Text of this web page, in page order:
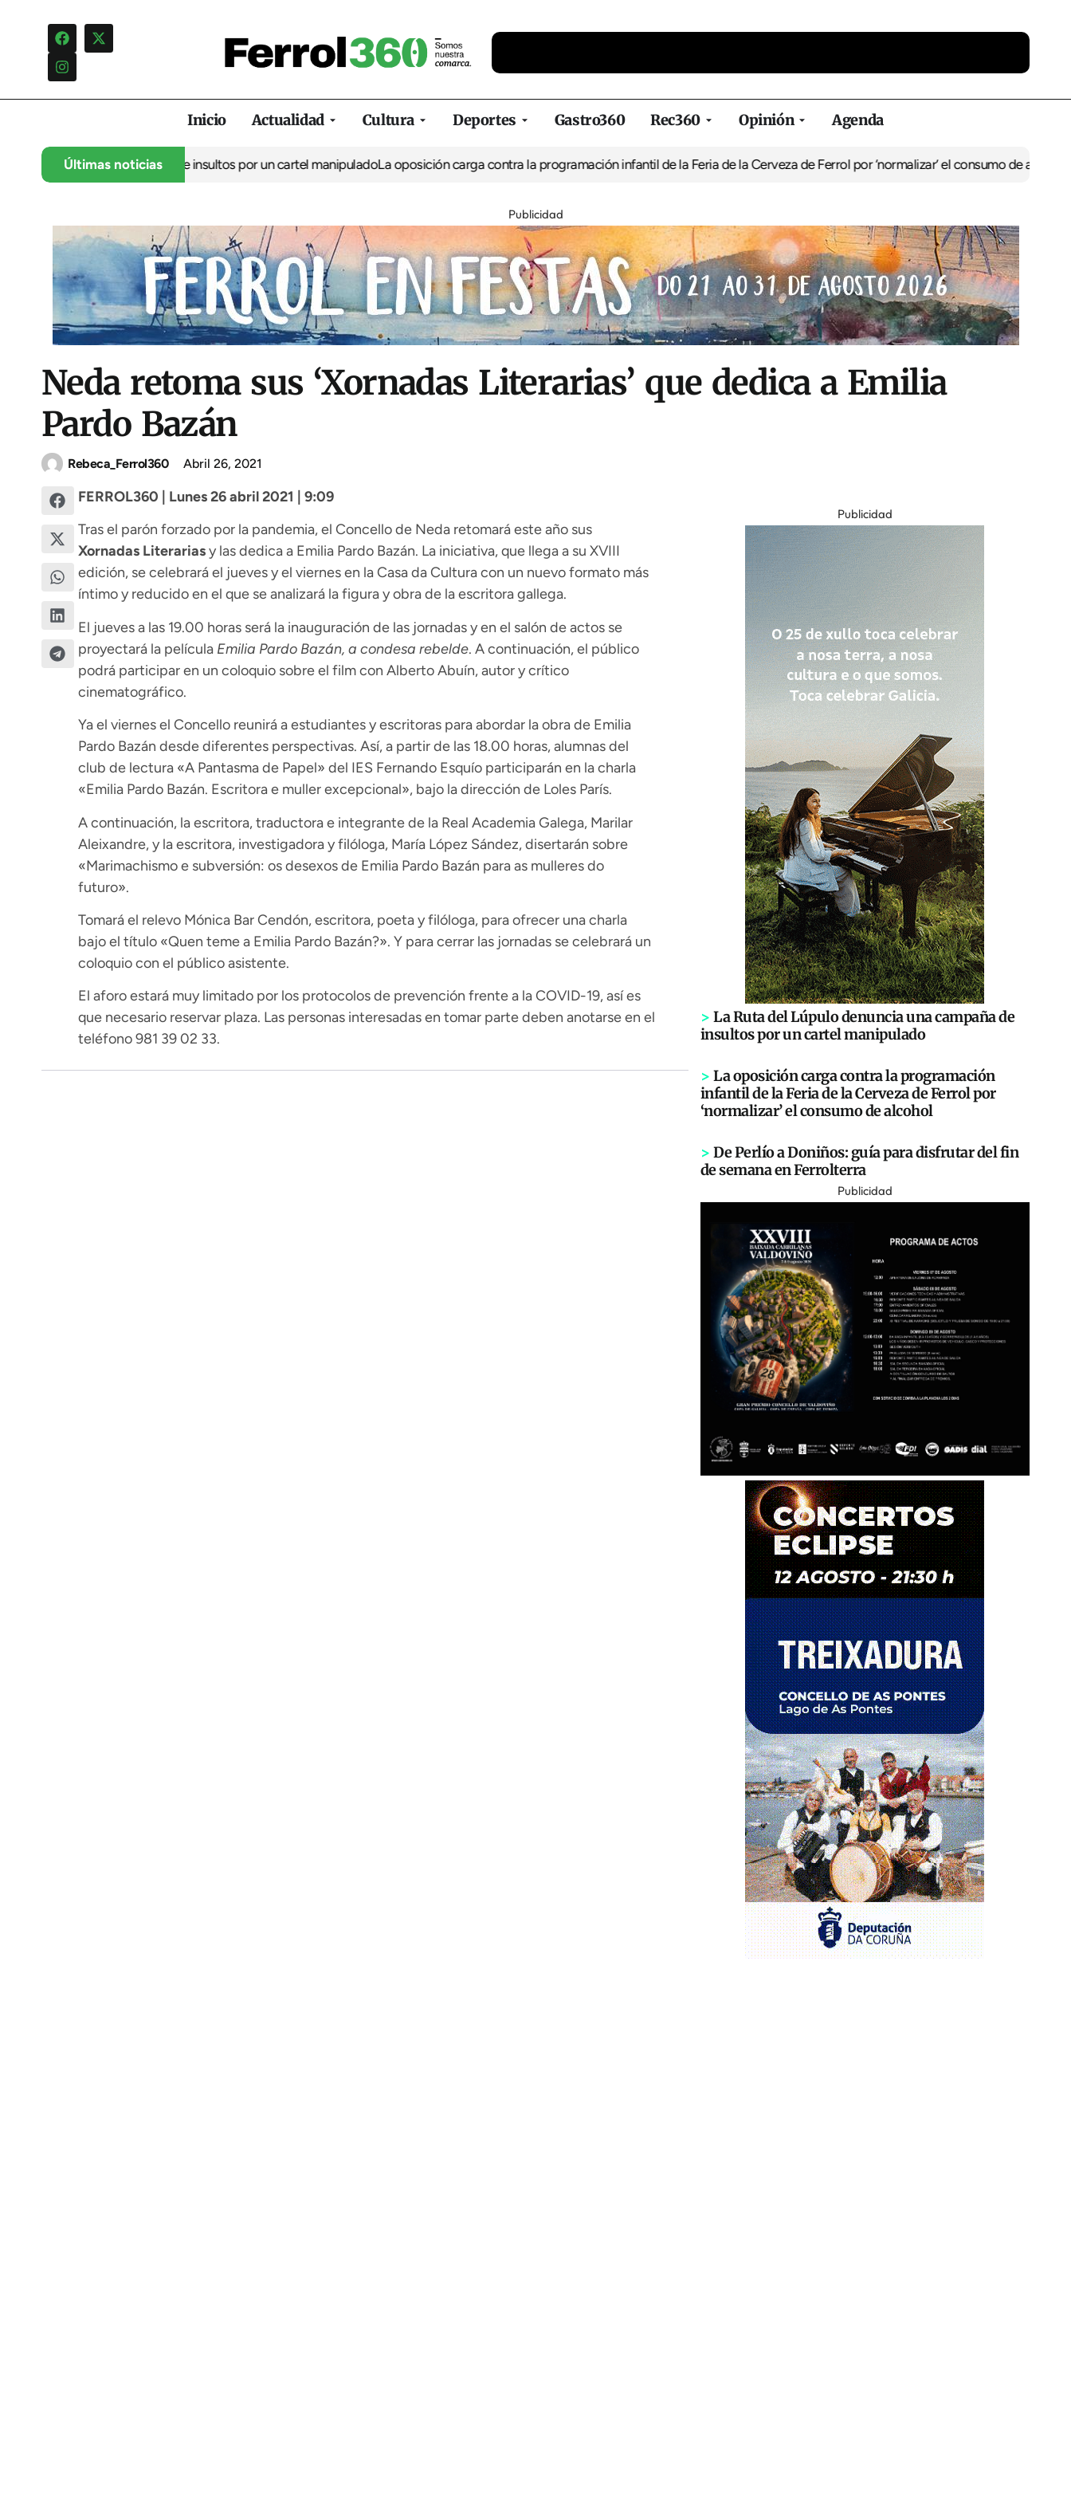
Inicio Actualidad Cultura Deportes Gastro360 Rec360 Opinión Agenda
Últimas noticias
denuncia una campaña de insultos por un cartel manipuladoLa oposición carga contra la programación infantil de la Feria de la Cerveza de Ferrol por ‘normalizar’ el consumo de alcoholDe
Publicidad
Neda retoma sus ‘Xornadas Literarias’ que dedica a Emilia
Pardo Bazán
Rebeca_Ferrol360 Abril 26, 2021
FERROL360 | Lunes 26 abril 2021 | 9:09
Tras el parón forzado por la pandemia, el Concello de Neda retomará este año sus
Xornadas Literariasy las dedica a Emilia Pardo Bazán. La iniciativa, que llega a su XVIII
edición, se celebrará el jueves y el viernes en la Casa da Cultura con un nuevo formato más
íntimo y reducido en el que se analizará la figura y obra de la escritora gallega.
El jueves a las 19.00 horas será la inauguración de las jornadas y en el salón de actos se
proyectará la película Emilia Pardo Bazán, a condesa rebelde. A continuación, el público
podrá participar en un coloquio sobre el film con Alberto Abuín, autor y crítico
cinematográfico.
Ya el viernes el Concello reunirá a estudiantes y escritoras para abordar la obra de Emilia
Pardo Bazán desde diferentes perspectivas. Así, a partir de las 18.00 horas, alumnas del
club de lectura «A Pantasma de Papel» del IES Fernando Esquío participarán en la charla
«Emilia Pardo Bazán. Escritora e muller excepcional», bajo la dirección de Loles París.
A continuación, la escritora, traductora e integrante de la Real Academia Galega, Marilar
Aleixandre, y la escritora, investigadora y filóloga, María López Sández, disertarán sobre
«Marimachismo e subversión: os desexos de Emilia Pardo Bazán para as mulleres do
futuro».
Tomará el relevo Mónica Bar Cendón, escritora, poeta y filóloga, para ofrecer una charla
bajo el título «Quen teme a Emilia Pardo Bazán?». Y para cerrar las jornadas se celebrará un
coloquio con el público asistente.
El aforo estará muy limitado por los protocolos de prevención frente a la COVID-19, así es
que necesario reservar plaza. Las personas interesadas en tomar parte deben anotarse en el
teléfono 981 39 02 33.
Publicidad
> La Ruta del Lúpulo denuncia una campaña de
insultos por un cartel manipulado
> La oposición carga contra la programación
infantil de la Feria de la Cerveza de Ferrol por
‘normalizar’ el consumo de alcohol
> De Perlío a Doniños: guía para disfrutar del fin
de semana en Ferrolterra
Publicidad